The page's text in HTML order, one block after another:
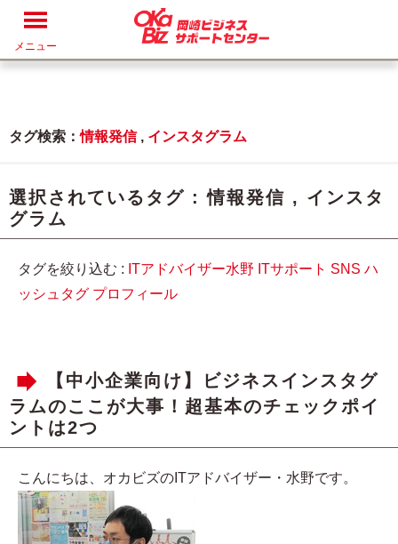
メニュー
タグ検索：情報発信, インスタグラム
選択されているタグ :情報発信 , インスタ
グラム
タグを絞り込む : ITアドバイザー水野 ITサポート SNS ハ
ッシュタグ プロフィール
【中小企業向け】ビジネスインスタグ
ラムのここが大事！超基本のチェックポイ
ントは2つ
こんにちは、オカビズのITアドバイザー・水野です。